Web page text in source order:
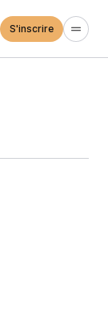
S'inscrire